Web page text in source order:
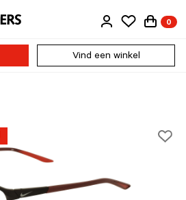
0
Vind een winkel